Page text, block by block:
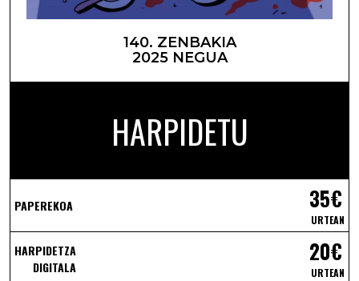
140. ZENBAKIA
2025 NEGUA
HARPIDETU
PAPEREKOA 35€
URTEAN
HARPIDETZA
DIGITALA
20€
URTEAN